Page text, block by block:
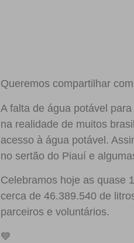
Queremos compartilhar
A falta de água potável
na realidade de muitos
acesso à água potável.
no sertão do Piauí e
Celebramos hoje as quase
cerca de 46.389.540 de
parceiros e voluntários.
💙